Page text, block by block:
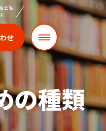
ども
せ
の種類